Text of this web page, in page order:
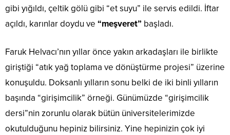
gibi yığıldı, çeltik gölü gibi “et suyu” ile servis edildi. İftar
açıldı, karınlar doydu ve “meşveret” başladı.
Faruk Helvacı’nın yıllar önce yakın arkadaşları ile birlikte
giriştiği “atık yağ toplama ve dönüştürme projesi” üzerine
konuşuldu. Doksanlı yılların sonu belki de iki binli yılların
başında “girişimcilik” örneği. Günümüzde “girişimcilik
dersi”nin zorunlu olarak bütün üniversitelerimizde
okutulduğunu hepiniz bilirsiniz. Yine hepinizin çok iyi